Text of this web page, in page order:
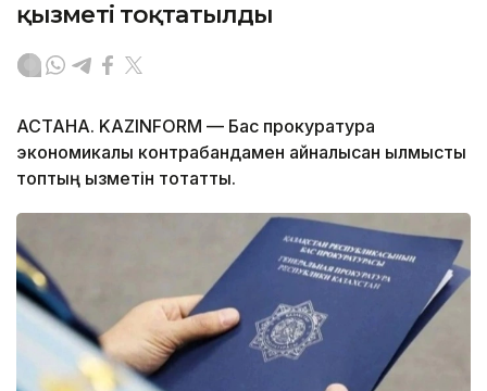
қызметі тоқтатылды
АСТАНА. KAZINFORM — Бас прокуратура
экономикалық контрабандамен айналысқан қылмыстық
топтың қызметін тоқтатты.